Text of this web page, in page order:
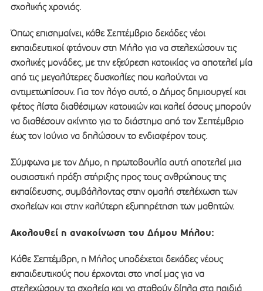
σχολικής χρονιάς.
Όπως επισημαίνει, κάθε Σεπτέμβριο δεκάδες νέοι
εκπαιδευτικοί φτάνουν στη Μήλο για να στελεχώσουν τις
σχολικές μονάδες, με την εξεύρεση κατοικίας να αποτελεί μία
από τις μεγαλύτερες δυσκολίες που καλούνται να
αντιμετωπίσουν. Για τον λόγο αυτό, ο Δήμος δημιουργεί και
φέτος λίστα διαθέσιμων κατοικιών και καλεί όσους μπορούν
να διαθέσουν ακίνητο για το διάστημα από τον Σεπτέμβριο
έως τον Ιούνιο να δηλώσουν το ενδιαφέρον τους.
Σύμφωνα με τον Δήμο, η πρωτοβουλία αυτή αποτελεί μια
ουσιαστική πράξη στήριξης προς τους ανθρώπους της
εκπαίδευσης, συμβάλλοντας στην ομαλή στελέχωση των
σχολείων και στην καλύτερη εξυπηρέτηση των μαθητών.
Ακολουθεί η ανακοίνωση του Δήμου Μήλου:
Κάθε Σεπτέμβρη, η Μήλος υποδέχεται δεκάδες νέους
εκπαιδευτικούς που έρχονται στο νησί μας για να
στελεχώσουν τα σχολεία και να σταθούν δίπλα στα παιδιά